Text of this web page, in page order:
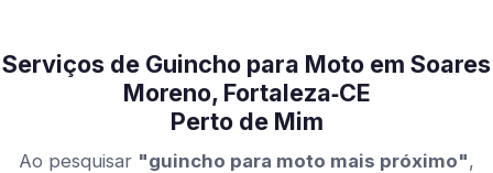
Serviços de Guincho para Moto em Soares
Moreno, Fortaleza‑CE
Perto de Mim
Ao pesquisar "guincho para moto mais próximo",